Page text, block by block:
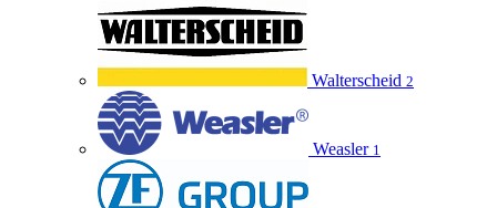
Walterscheid 2
Weasler 1